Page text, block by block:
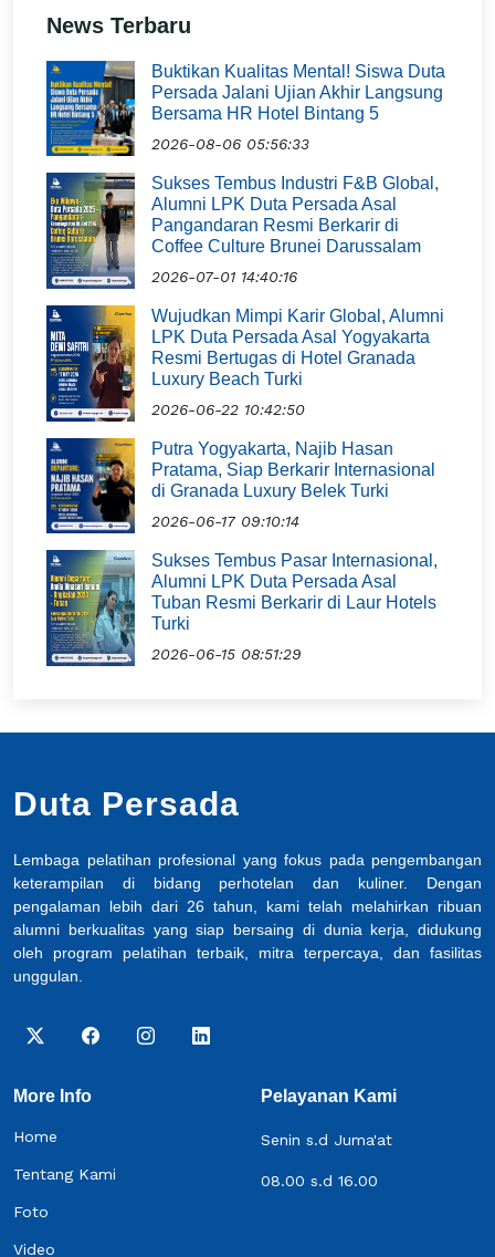
News Terbaru
Buktikan Kualitas Mental! Siswa Duta
Persada Jalani Ujian Akhir Langsung
Bersama HR Hotel Bintang 5
2026-08-06 05:56:33
Sukses Tembus Industri F&B Global,
Alumni LPK Duta Persada Asal
Pangandaran Resmi Berkarir di
Coffee Culture Brunei Darussalam
2026-07-01 14:40:16
Wujudkan Mimpi Karir Global, Alumni
LPK Duta Persada Asal Yogyakarta
Resmi Bertugas di Hotel Granada
Luxury Beach Turki
2026-06-22 10:42:50
Putra Yogyakarta, Najib Hasan
Pratama, Siap Berkarir Internasional
di Granada Luxury Belek Turki
2026-06-17 09:10:14
Sukses Tembus Pasar Internasional,
Alumni LPK Duta Persada Asal
Tuban Resmi Berkarir di Laur Hotels
Turki
2026-06-15 08:51:29
Duta Persada
Lembaga pelatihan profesional yang fokus pada pengembangan
keterampilan di bidang perhotelan dan kuliner. Dengan
pengalaman lebih dari 26 tahun, kami telah melahirkan ribuan
alumni berkualitas yang siap bersaing di dunia kerja, didukung
oleh program pelatihan terbaik, mitra terpercaya, dan fasilitas
unggulan.
More Info
Home
Tentang Kami
Foto
Video
Pelayanan Kami
Senin s.d Juma'at
08.00 s.d 16.00